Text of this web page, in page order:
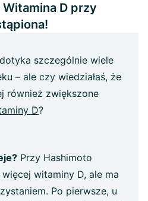
D przy
szczególnie wiele
– ale czy wiedziałaś, że
również zwiększone
D?
Przy Hashimoto
witaminy D, ale ma
Po pierwsze, u